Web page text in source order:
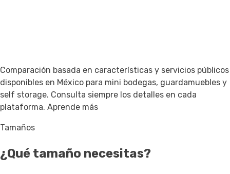
Comparación basada en características y servicios públicos
disponibles en México para mini bodegas, guardamuebles y
self storage. Consulta siempre los detalles en cada
plataforma. Aprende más
Tamaños
¿Qué tamaño necesitas?